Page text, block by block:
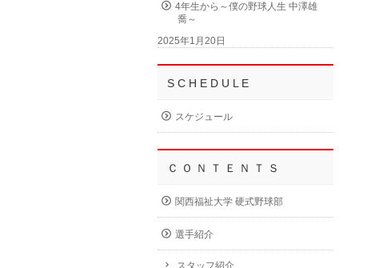
4年生から～僕の野球人生 中澤雄
喬～
2025年1月20日
S C H E D U L E
スケジュール
Ｃ Ｏ Ｎ Ｔ Ｅ Ｎ Ｔ Ｓ
関西福祉大学 硬式野球部
選手紹介
スタッフ紹介